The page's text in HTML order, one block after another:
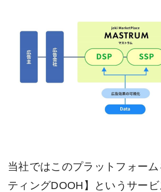
当社ではこのプラットフォー
ティングDOOH】というサー